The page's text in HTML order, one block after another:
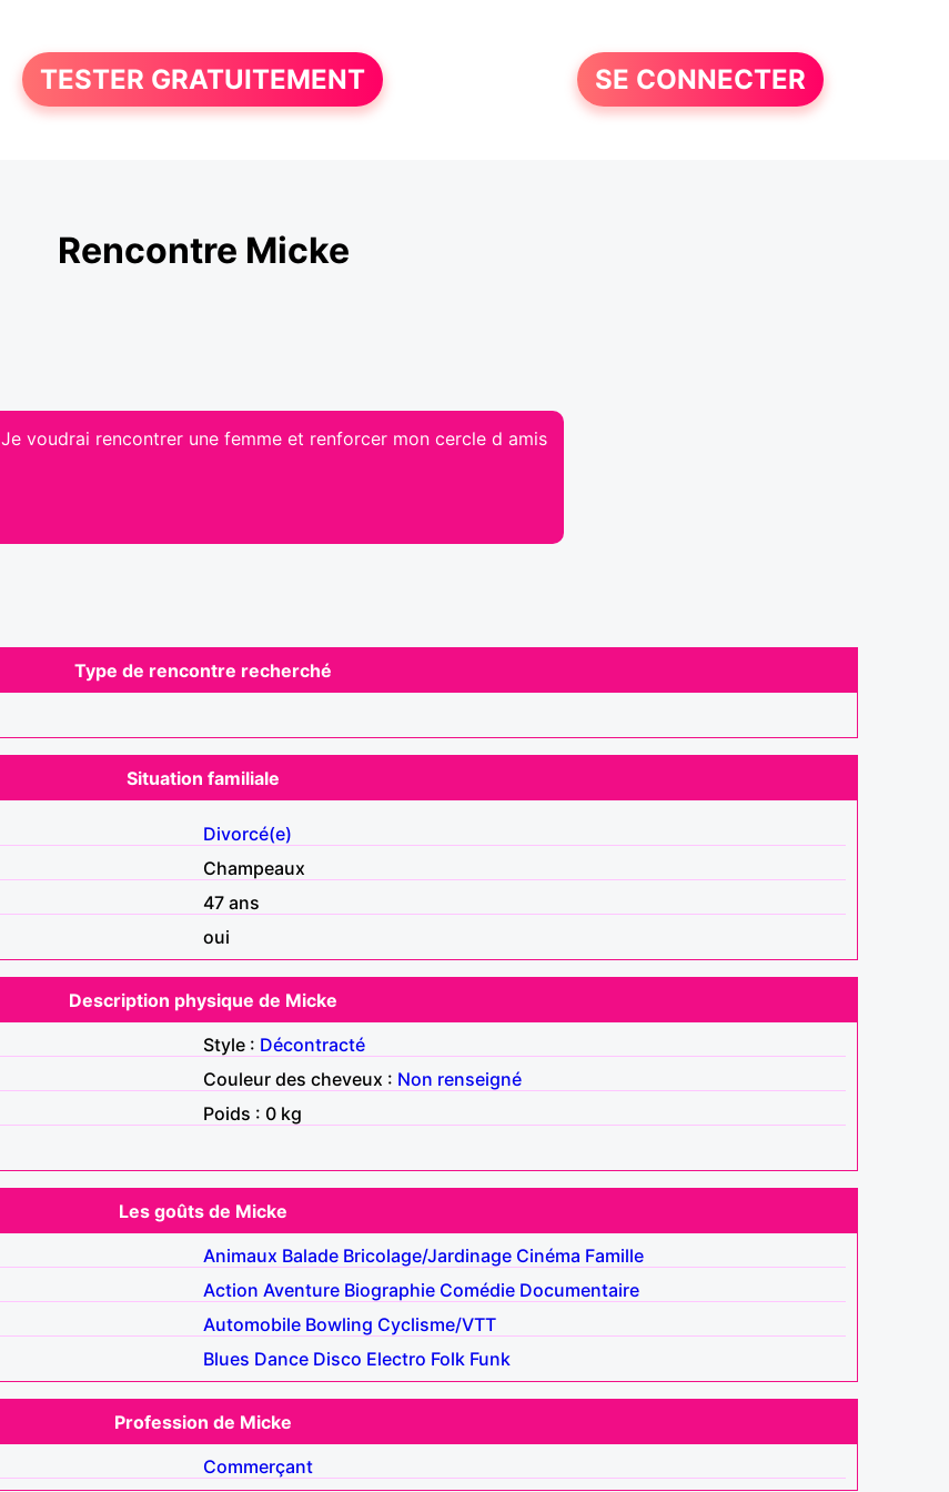
TESTER GRATUITEMENT SE CONNECTER
Rencontre Micke
Je voudrai rencontrer une femme et renforcer mon cercle d amis
Type de rencontre recherché
Situation familiale
Divorcé(e)
Champeaux
47 ans
oui
Description physique de Micke
Style : Décontracté
Couleur des cheveux : Non renseigné
Poids : 0 kg
Les goûts de Micke
Animaux Balade Bricolage/Jardinage Cinéma Famille
Action Aventure Biographie Comédie Documentaire
Automobile Bowling Cyclisme/VTT
Blues Dance Disco Electro Folk Funk
Profession de Micke
Commerçant